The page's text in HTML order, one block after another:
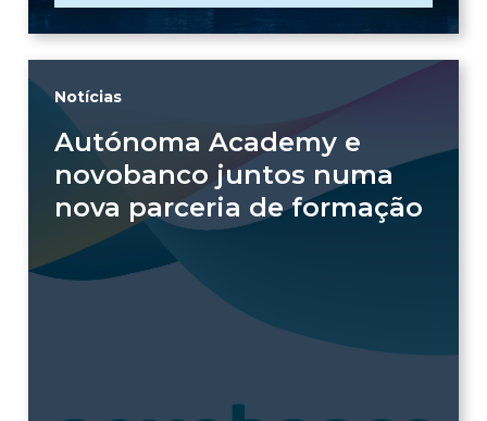
Notícias
Autónoma Academy e
novobanco juntos numa
nova parceria de formação